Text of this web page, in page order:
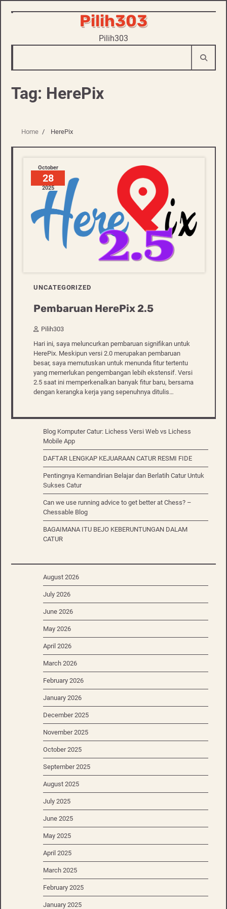
Skip
Pilih303
Pilih303
Tag: HerePix
Home HerePix
October
28
2025
UNCATEGORIZED
Pembaruan HerePix 2.5
Pilih303
Hari ini, saya meluncurkan pembaruan signifikan untuk
HerePix. Meskipun versi 2.0 merupakan pembaruan
besar, saya memutuskan untuk menunda fitur tertentu
yang memerlukan pengembangan lebih ekstensif. Versi
2.5 saat ini memperkenalkan banyak fitur baru, bersama
dengan kerangka kerja yang sepenuhnya ditulis…
Blog Komputer Catur: Lichess Versi Web vs Lichess
Mobile App
DAFTAR LENGKAP KEJUARAAN CATUR RESMI FIDE
Pentingnya Kemandirian Belajar dan Berlatih Catur Untuk
Sukses Catur
Can we use running advice to get better at Chess? –
Chessable Blog
BAGAIMANA ITU BEJO KEBERUNTUNGAN DALAM
CATUR
August 2026
July 2026
June 2026
May 2026
April 2026
March 2026
February 2026
January 2026
December 2025
November 2025
October 2025
September 2025
August 2025
July 2025
June 2025
May 2025
April 2025
March 2025
February 2025
January 2025